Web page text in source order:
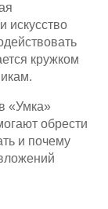
искусство
кружком
«Умка»
обрести
и почему